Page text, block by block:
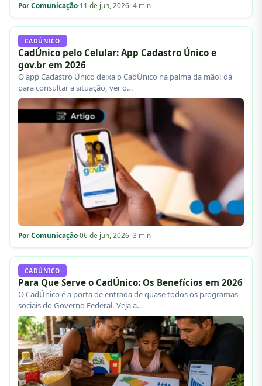
Por Comunicação·11 de jun, 2026· 4 min
CADÚNICO
CadÚnico pelo Celular: App Cadastro Único e
gov.br em 2026
O app Cadastro Único deixa o CadÚnico na palma da mão: dá
para consultar a situação, ver o…
Por Comunicação·06 de jun, 2026· 3 min
CADÚNICO
Para Que Serve o CadÚnico: Os Benefícios em 2026
O CadÚnico é a porta de entrada de quase todos os programas
sociais do Governo Federal. Veja a…